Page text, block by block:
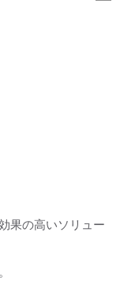
果の高いソリュー